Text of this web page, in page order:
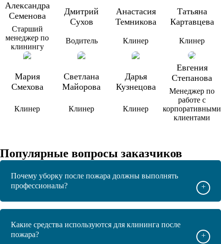
Александра
Семенова
Старший
менеджер по
клинингу
Дмитрий
Сухов
Водитель
Анастасия
Темникова
Клинер
Татьяна
Картавцева
Клинер
Мария
Смехова
Клинер
Светлана
Майорова
Клинер
Дарья
Кузнецова
Клинер
Евгения
Степанова
Менеджер по
работе с
корпоративными
клиентами
Популярные вопросы заказчиков
Почему уборку после пожара должны выполнять
профессионалы?
+
Какие средства используются для клининга после
пожара?
+